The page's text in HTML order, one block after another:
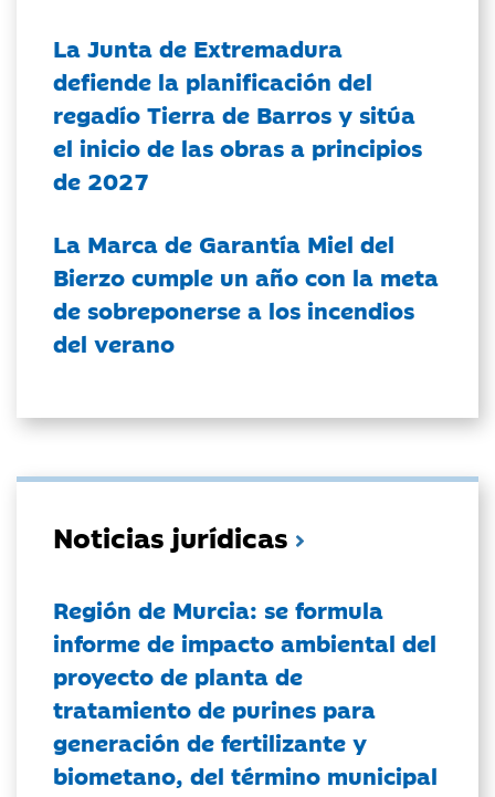
La Junta de Extremadura
defiende la planificación del
regadío Tierra de Barros y sitúa
el inicio de las obras a principios
de 2027
La Marca de Garantía Miel del
Bierzo cumple un año con la meta
de sobreponerse a los incendios
del verano
Noticias jurídicas
Región de Murcia: se formula
informe de impacto ambiental del
proyecto de planta de
tratamiento de purines para
generación de fertilizante y
biometano, del término municipal